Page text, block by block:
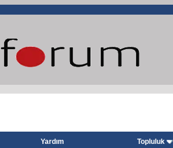
Yardım Topluluk